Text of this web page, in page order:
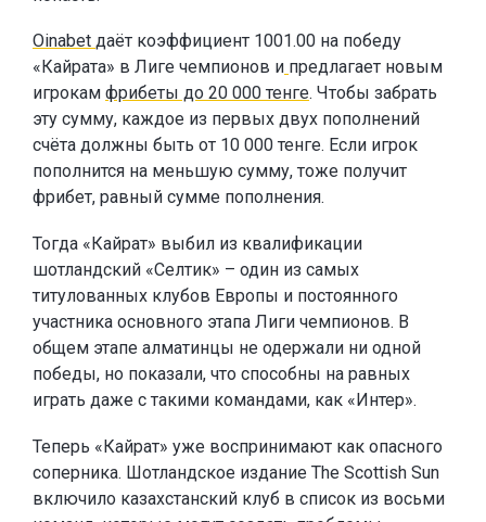
Oinabet даёт коэффициент 1001.00 на победу
«Кайрата» в Лиге чемпионов и предлагает новым
игрокам фрибеты до 20 000 тенге. Чтобы забрать
эту сумму, каждое из первых двух пополнений
счёта должны быть от 10 000 тенге. Если игрок
пополнится на меньшую сумму, тоже получит
фрибет, равный сумме пополнения.
Тогда «Кайрат» выбил из квалификации
шотландский «Селтик» – один из самых
титулованных клубов Европы и постоянного
участника основного этапа Лиги чемпионов. В
общем этапе алматинцы не одержали ни одной
победы, но показали, что способны на равных
играть даже с такими командами, как «Интер».
Теперь «Кайрат» уже воспринимают как опасного
соперника. Шотландское издание The Scottish Sun
включило казахстанский клуб в список из восьми